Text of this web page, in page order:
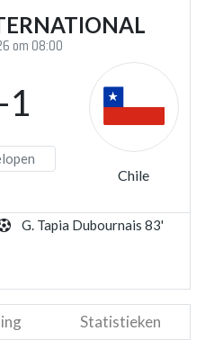
om 08:00
1
Chile
G. Tapia Dubournais 83'
Statistieken